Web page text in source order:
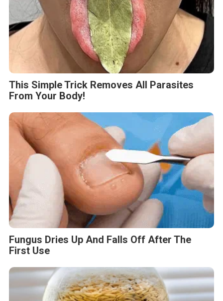
This Simple Trick Removes All Parasites
From Your Body!
Fungus Dries Up And Falls Off After The
First Use